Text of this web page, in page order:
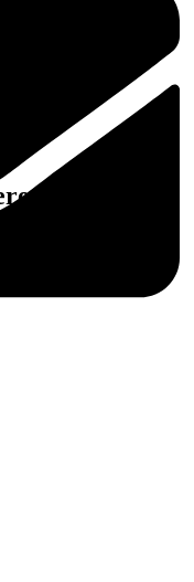
for